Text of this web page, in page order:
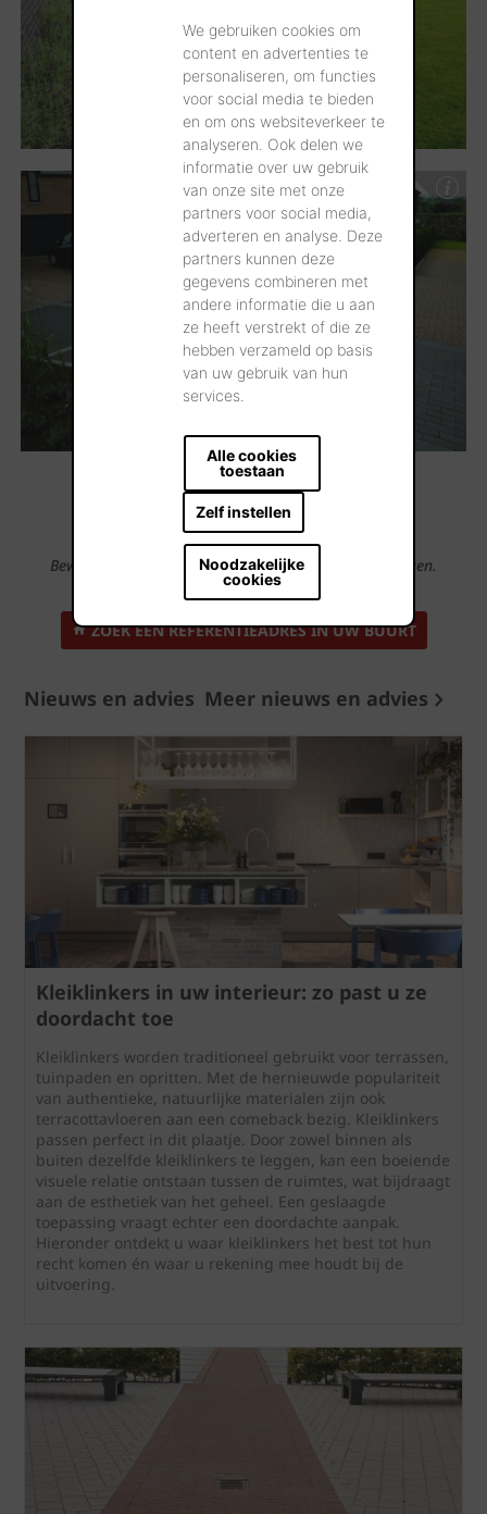
We gebruiken cookies om
content en advertenties te
personaliseren, om functies
voor social media te bieden
en om ons websiteverkeer te
analyseren. Ook delen we
informatie over uw gebruik
van onze site met onze
partners voor social media,
adverteren en analyse. Deze
partners kunnen deze
gegevens combineren met
andere informatie die u aan
ze heeft verstrekt of die ze
hebben verzameld op basis
van uw gebruik van hun
services.
Alle cookies
toestaan
Zelf instellen
Noodzakelijke
cookies
...Meer laden
Bewonder onze producten op 100-en referentieadressen.
ZOEK EEN REFERENTIEADRES IN UW BUURT
Nieuws en advies Meer nieuws en advies
Kleiklinkers in uw interieur: zo past u ze
doordacht toe
Kleiklinkers worden traditioneel gebruikt voor terrassen,
tuinpaden en opritten. Met de hernieuwde populariteit
van authentieke, natuurlijke materialen zijn ook
terracottavloeren aan een comeback bezig. Kleiklinkers
passen perfect in dit plaatje. Door zowel binnen als
buiten dezelfde kleiklinkers te leggen, kan een boeiende
visuele relatie ontstaan tussen de ruimtes, wat bijdraagt
aan de esthetiek van het geheel. Een geslaagde
toepassing vraagt echter een doordachte aanpak.
Hieronder ontdekt u waar kleiklinkers het best tot hun
recht komen én waar u rekening mee houdt bij de
uitvoering.